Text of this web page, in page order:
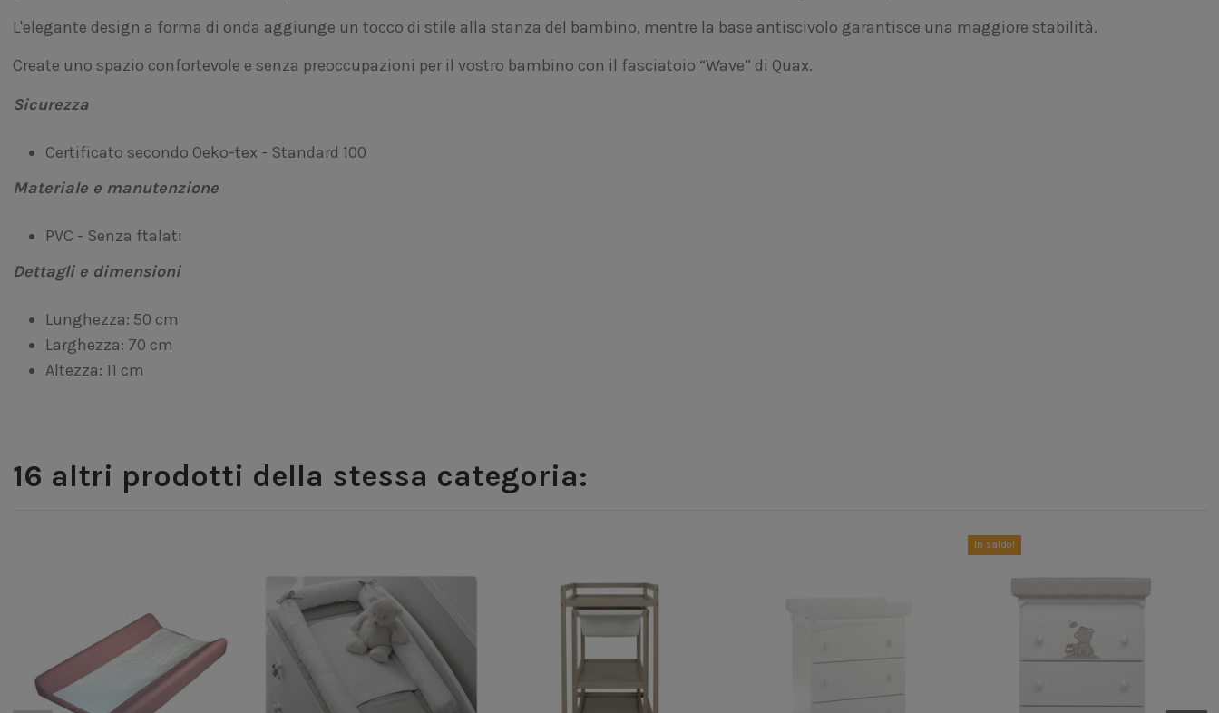
L'elegante design a forma di onda aggiunge un tocco di stile alla stanza del bambino, mentre la base antiscivolo garantisce una maggiore stabilità.
Create uno spazio confortevole e senza preoccupazioni per il vostro bambino con il fasciatoio “Wave” di Quax.
Sicurezza
Certificato secondo Oeko-tex - Standard 100
Materiale e manutenzione
PVC - Senza ftalati
Dettagli e dimensioni
Lunghezza: 50 cm
Larghezza: 70 cm
Altezza: 11 cm
16 altri prodotti della stessa categoria:
In saldo!